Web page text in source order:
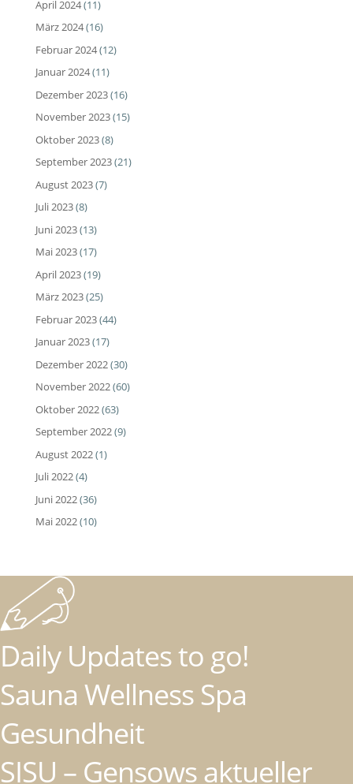
April 2024(11)
März 2024(16)
Februar 2024(12)
Januar 2024(11)
Dezember 2023(16)
November 2023(15)
Oktober 2023(8)
September 2023(21)
August 2023(7)
Juli 2023(8)
Juni 2023(13)
Mai 2023(17)
April 2023(19)
März 2023(25)
Februar 2023(44)
Januar 2023(17)
Dezember 2022(30)
November 2022(60)
Oktober 2022(63)
September 2022(9)
August 2022(1)
Juli 2022(4)
Juni 2022(36)
Mai 2022(10)
Daily Updates to go!
Sauna Wellness Spa
Gesundheit
SISU – Gensows aktueller